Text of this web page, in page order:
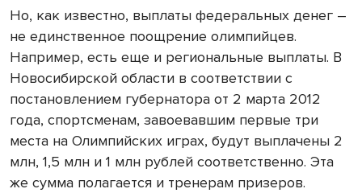
Но, как известно, выплаты федеральных денег –
не единственное поощрение олимпийцев.
Например, есть еще и региональные выплаты. В
Новосибирской области в соответствии с
постановлением губернатора от 2 марта 2012
года, спортсменам, завоевавшим первые три
места на Олимпийских играх, будут выплачены 2
млн, 1,5 млн и 1 млн рублей соответственно. Эта
же сумма полагается и тренерам призеров.